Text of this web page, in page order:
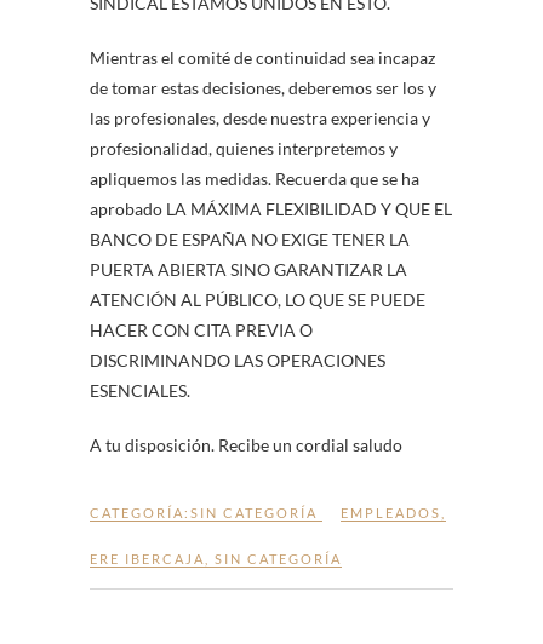
Mientras el comité de continuidad sea incapaz
de tomar estas decisiones, deberemos ser los y
las profesionales, desde nuestra experiencia y
profesionalidad, quienes interpretemos y
apliquemos las medidas. Recuerda que se ha
aprobado LA MÁXIMA FLEXIBILIDAD Y QUE EL
BANCO DE ESPAÑA NO EXIGE TENER LA
PUERTA ABIERTA SINO GARANTIZAR LA
ATENCIÓN AL PÚBLICO, LO QUE SE PUEDE
HACER CON CITA PREVIA O
DISCRIMINANDO LAS OPERACIONES
ESENCIALES.
A tu disposición. Recibe un cordial saludo
CATEGORÍA: SIN CATEGORÍA EMPLEADOS
ERE IBERCAJA SIN CATEGORÍA